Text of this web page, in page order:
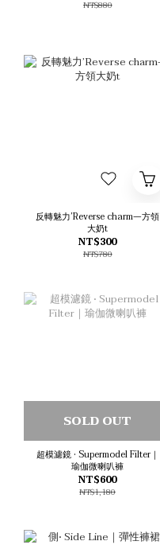
NT$880
反轉魅力’Reverse charm—方領
大奶t
NT$300
NT$780
SOLD OUT
超模濾鏡 • Supermodel Filter｜
瑜伽微喇叭褲
NT$600
NT$1,180